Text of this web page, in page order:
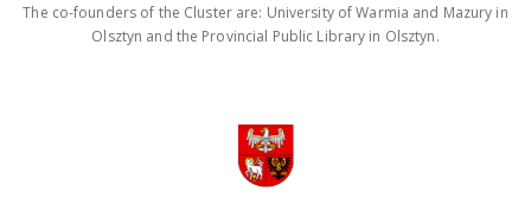
The co-founders of the Cluster are: University of Warmia and Mazury in
Olsztyn and the Provincial Public Library in Olsztyn.